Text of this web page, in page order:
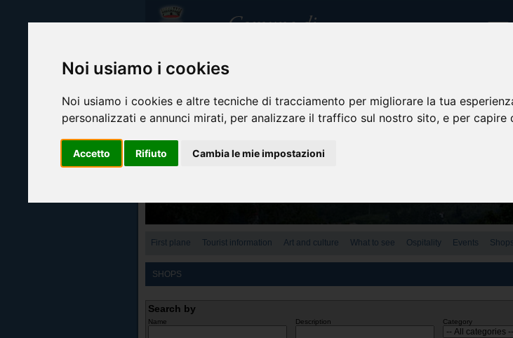
Noi usiamo i cookies
Noi usiamo i cookies e altre tecniche di tracciamento per migliorare la tua
personalizzati e annunci mirati, per analizzare il traffico sul nostro sito, e per
Accetto Rifiuto Cambia le mie impostazioni
First plane Tourist information Art and culture What to see Ospitality Events Shops
SHOPS
Search by
Name Description Category